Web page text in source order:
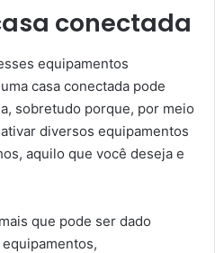
conectada
equipamentos
casa conectada pode
sobretudo porque, por meio
diversos equipamentos
aquilo que você deseja e
que pode ser dado